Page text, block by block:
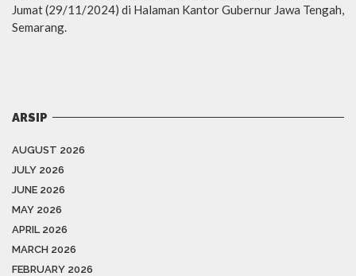
Jumat (29/11/2024) di Halaman Kantor Gubernur Jawa Tengah,
Semarang.
ARSIP
AUGUST 2026
JULY 2026
JUNE 2026
MAY 2026
APRIL 2026
MARCH 2026
FEBRUARY 2026